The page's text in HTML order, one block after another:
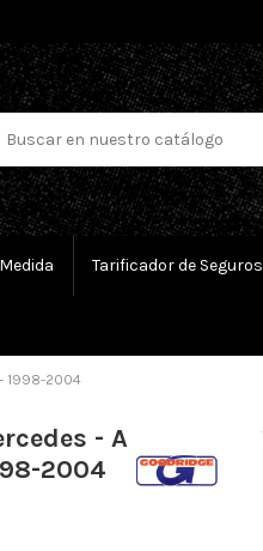
Tarificador de Seguros
1998-2004
- A
2004